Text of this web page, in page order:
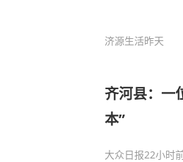
济源生活昨天
齐河县：一
本”
大众日报22小时